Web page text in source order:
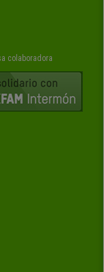
colaboradora